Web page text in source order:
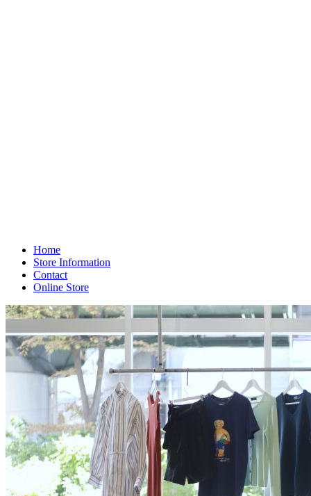
Home
Store Information
Contact
Online Store